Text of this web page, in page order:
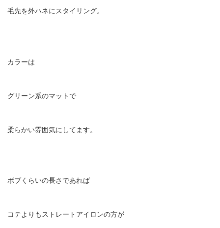
毛先を外ハネにスタイリング。
カラーは
グリーン系のマットで
柔らかい雰囲気にしてます。
ボブくらいの長さであれば
コテよりもストレートアイロンの方が